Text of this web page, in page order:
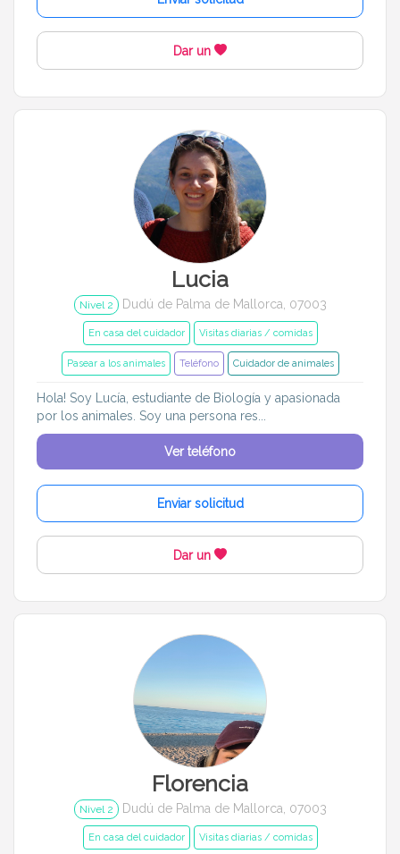
Cerrar Filtrar
Dar un
Lucia
Nivel 2 Dudú de Palma de Mallorca, 07003
En casa del cuidador Visitas diarias / comidas
Pasear a los animales Teléfono Cuidador de animales
Hola! Soy Lucía, estudiante de Biología y apasionada
por los animales. Soy una persona res...
Ver teléfono
Enviar solicitud
Dar un
Florencia
Nivel 2 Dudú de Palma de Mallorca, 07003
En casa del cuidador Visitas diarias / comidas